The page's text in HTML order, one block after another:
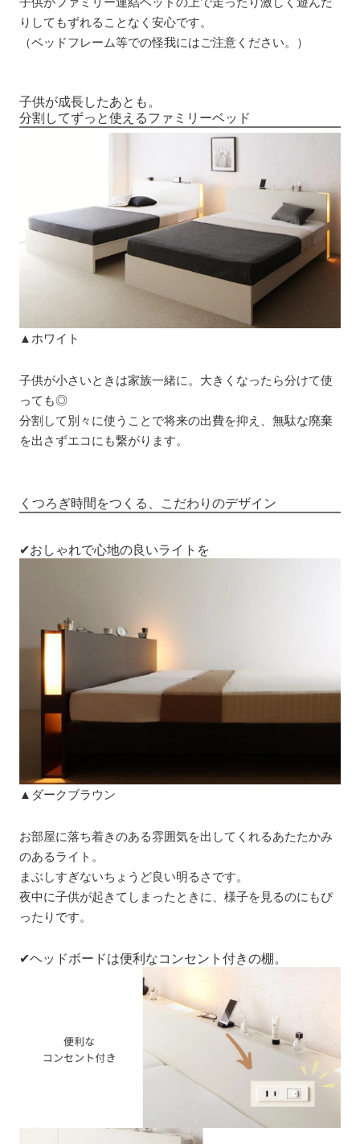
りしてもずれることなく安心です。
（ベッドフレーム等での怪我にはご注意ください。）
子供が成長したあとも。
分割してずっと使えるファミリーベッド
▲ホワイト
子供が小さいときは家族一緒に。大きくなったら分けて使
っても◎
分割して別々に使うことで将来の出費を抑え、無駄な廃棄
を出さずエコにも繋がります。
くつろぎ時間をつくる、こだわりのデザイン
✔おしゃれで心地の良いライトを
▲ダークブラウン
お部屋に落ち着きのある雰囲気を出してくれるあたたかみ
のあるライト。
まぶしすぎないちょうど良い明るさです。
夜中に子供が起きてしまったときに、様子を見るのにもぴ
ったりです。
✔ヘッドボードは便利なコンセント付きの棚。